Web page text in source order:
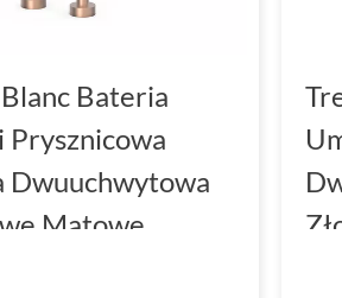
modeli oraz
klientów. Wybierz baterie
oraz pięknem w swoim
Bateria
Prysznicowa
Dwuuchwytowa
Matowe